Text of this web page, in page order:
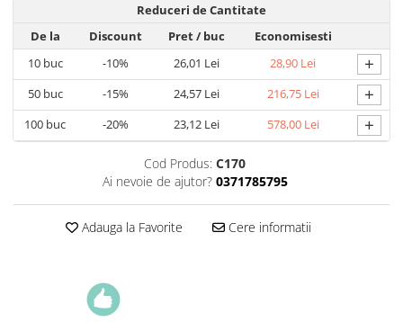
Reduceri de Cantitate
De la
Discount Pret/ buc
Economisesti
10buc -10% 26,01 Lei 28,90 Lei +
50buc -15% 24,57 Lei 216,75 Lei +
100 buc -20% 23,12 Lei 578,00 Lei +
Cod Produs: C170
Ai nevoie de ajutor? 0371785795
Adauga la Favorite Cere informatii